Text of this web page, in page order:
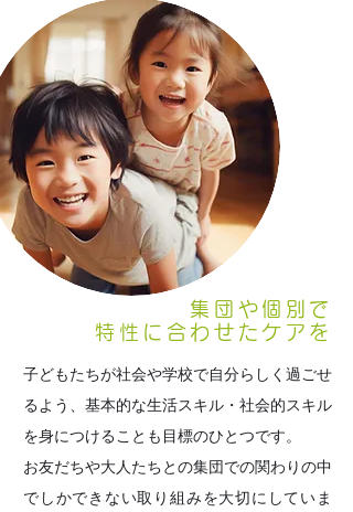
2
集団や個別で
特性に合わせたケアを
子どもたちが社会や学校で自分らしく過ごせ
るよう、基本的な生活スキル・社会的スキル
を身につけることも目標のひとつです。
お友だちや大人たちとの集団での関わりの中
でしかできない取り組みを大切にしていま